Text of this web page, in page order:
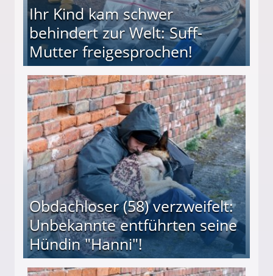
Ihr Kind kam schwer
behindert zur Welt: Suff-
Mutter freigesprochen!
Mutter freigesprochen!
Obdachloser (58) verzweifelt:
Unbekannte entführten seine
Hündin "Hanni"!